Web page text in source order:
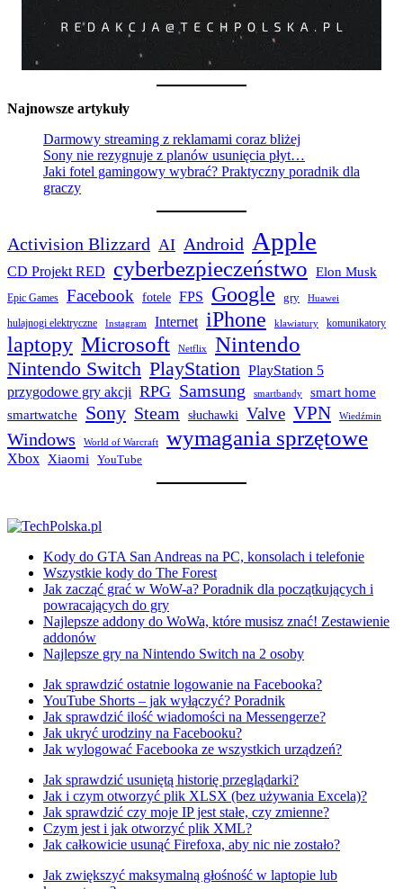
Najnowsze artykuły
Darmowy streaming z reklamami coraz bliżej
Sony nie rezygnuje z planów usunięcia płyt…
Jaki fotel gamingowy wybrać? Praktyczny poradnik dla
graczy
Activision Blizzard AI Android Apple
CD Projekt RED cyberbezpieczeństwo Elon Musk
Epic Games Facebook fotele FPS Google gry Huawei
hulajnogi elektryczne Instagram Internet iPhone klawiatury komunikatory
laptopy Microsoft Netflix Nintendo
Nintendo Switch PlayStation PlayStation 5
przygodowe gry akcji RPG Samsung smartbandy smart home
smartwatche Sony Steam słuchawki Valve VPN Wiedźmin
Windows World of Warcraft wymagania sprzętowe
Xbox Xiaomi YouTube
Kody do GTA San Andreas na PC, konsolach i telefonie
Wszystkie kody do The Forest
Jak zacząć grać w WoW-a? Poradnik dla początkujących i
powracających do gry
Najlepsze addony do WoWa, które musisz znać! Zestawienie
addonów
Najlepsze gry na Nintendo Switch na 2 osoby
Jak sprawdzić ostatnie logowanie na Facebooka?
YouTube Shorts – jak wyłączyć? Poradnik
Jak sprawdzić ilość wiadomości na Messengerze?
Jak ukryć urodziny na Facebooku?
Jak wylogować Facebooka ze wszystkich urządzeń?
Jak sprawdzić usuniętą historię przeglądarki?
Jak i czym otworzyć plik XLSX (bez używania Excela)?
Jak sprawdzić czy moje IP jest stałe, czy zmienne?
Czym jest i jak otworzyć plik XML?
Jak całkowicie usunąć Firefoxa, aby nic nie zostało?
Jak zwiększyć maksymalną głośność w laptopie lub